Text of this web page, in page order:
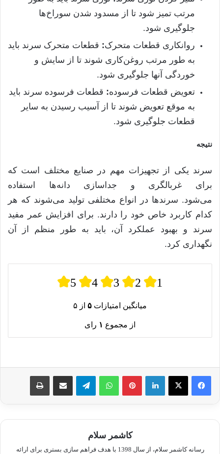
مرتب تمیز شود تا از مسدود شدن سوراخ‌ها
جلوگیری شود.
روانکاری قطعات متحرک: قطعات متحرک سرند باید
به طور مرتب روغن‌کاری شوند تا از سایش و
خوردگی آنها جلوگیری شود.
تعویض قطعات فرسوده: قطعات فرسوده سرند باید
به موقع تعویض شوند تا از آسیب رسیدن به سایر
قطعات جلوگیری شود.
نتیجه
سرند یکی از تجهیزات مهم در صنایع مختلف است که
برای غربالگری و جداسازی دانه‌ها استفاده
می‌شود. سرندها در انواع مختلفی تولید می‌شوند که هر
کدام کاربرد خاص خود را دارند. برای افزایش عمر مفید
سرند و بهبود عملکرد آن، باید به طور منظم از آن
نگهداری کرد.
5 4 3 2 1
میانگین امتیازات ۵ از ۵
از مجموع ۱ رای
لینکدین پینترستواتس آپ تلگرام اشتراک گذاری از طریق ایمیل چاپ
کاشمر سلام
رسانه کاشمر سلام، از سال 1398 با هدف فراهم سازی بستری برای ارائه